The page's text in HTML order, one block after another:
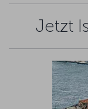
Jetzt